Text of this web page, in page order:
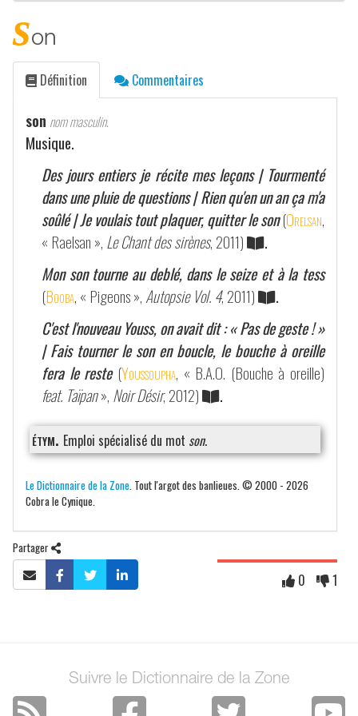
son
Définition Commentaires
son nom masculin.
Musique.
Des jours entiers je récite mes leçons | Tourmenté
dans une pluie de questions | Rien qu'en un an ça m'a
soûlé | Je voulais tout plaquer, quitter le son (Orelsan,
« Raelsan », Le Chant des sirènes, 2011)
.
Mon son tourne au deblé, dans le seize et à la tess
(Booba, « Pigeons », Autopsie Vol. 4, 2011)
.
C'est l'nouveau Youss, on avait dit : « Pas de geste ! »
| Fais tourner le son en boucle, le bouche à oreille
fera le reste (Youssoupha, « B.A.O. (Bouche à oreille)
feat. Taïpan», Noir Désir, 2012)
.
étym. Emploi spécialisé du mot son.
Le Dictionnaire de la Zone . Tout l'argot des banlieues. © 2000 - 2026
Cobra le Cynique.
Partager
0 1
Suivre le Dictionnaire de la Zone